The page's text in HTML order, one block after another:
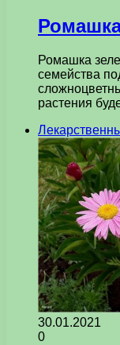
Ромашка
семейства
растения
30.01.2021
0